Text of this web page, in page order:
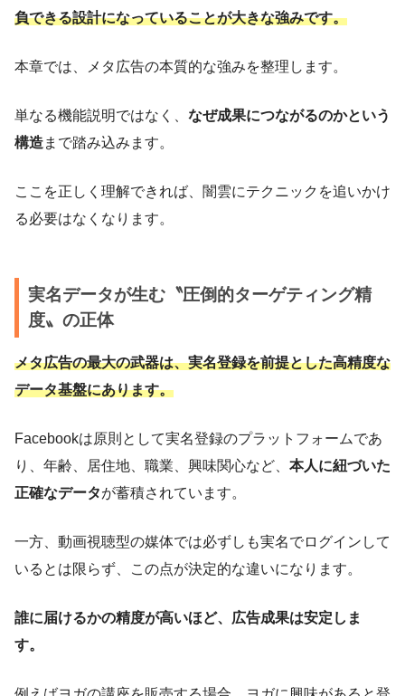
負できる設計になっていることが大きな強みです。
本章では、メタ広告の本質的な強みを整理します。
単なる機能説明ではなく、 なぜ成果につながるのかという
構造まで踏み込みます。
ここを正しく理解できれば、闇雲にテクニックを追いかけ
る必要はなくなります。
実名データが生む〝圧倒的ターゲティング精
度〟の正体
メタ広告の最大の武器は、実名登録を前提とした高精度な
データ基盤にあります。
Facebookは原則として実名登録のプラットフォームであ
り、年齢、居住地、職業、興味関心など、 本人に紐づいた
正確なデータが蓄積されています。
一方、動画視聴型の媒体では必ずしも実名でログインして
いるとは限らず、この点が決定的な違いになります。
誰に届けるかの精度が高いほど、広告成果は安定しま
す。